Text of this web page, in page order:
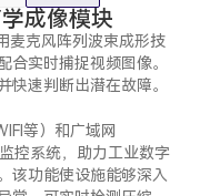
成像模块
麦克风阵列波束成形技
合实时捕捉视频图像。
快速判断出潜在故障。
等）和广域网
控系统，助力工业数字
该功能使设施能够深入